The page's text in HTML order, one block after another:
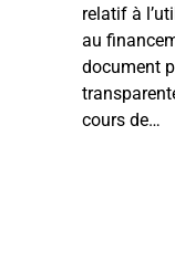
relatif à
au
document
cours de…